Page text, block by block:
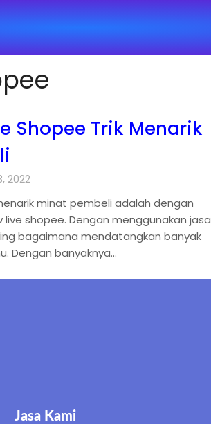
Shopee Trik Menarik
2022
minat pembeli adalah dengan
shopee. Dengan menggunakan jasa
bagaimana mendatangkan banyak
Dengan banyaknya…
Jasa Kami